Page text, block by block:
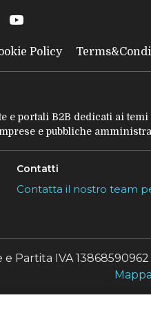
Policy
e portali B2B dedicati ai
e pubbliche
Contatti
Contatta il nostro team
Partita IVA